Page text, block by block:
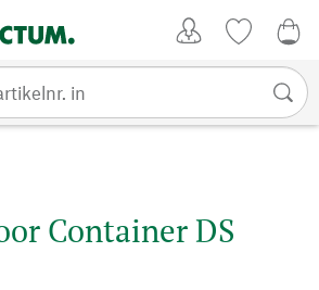
Container DS